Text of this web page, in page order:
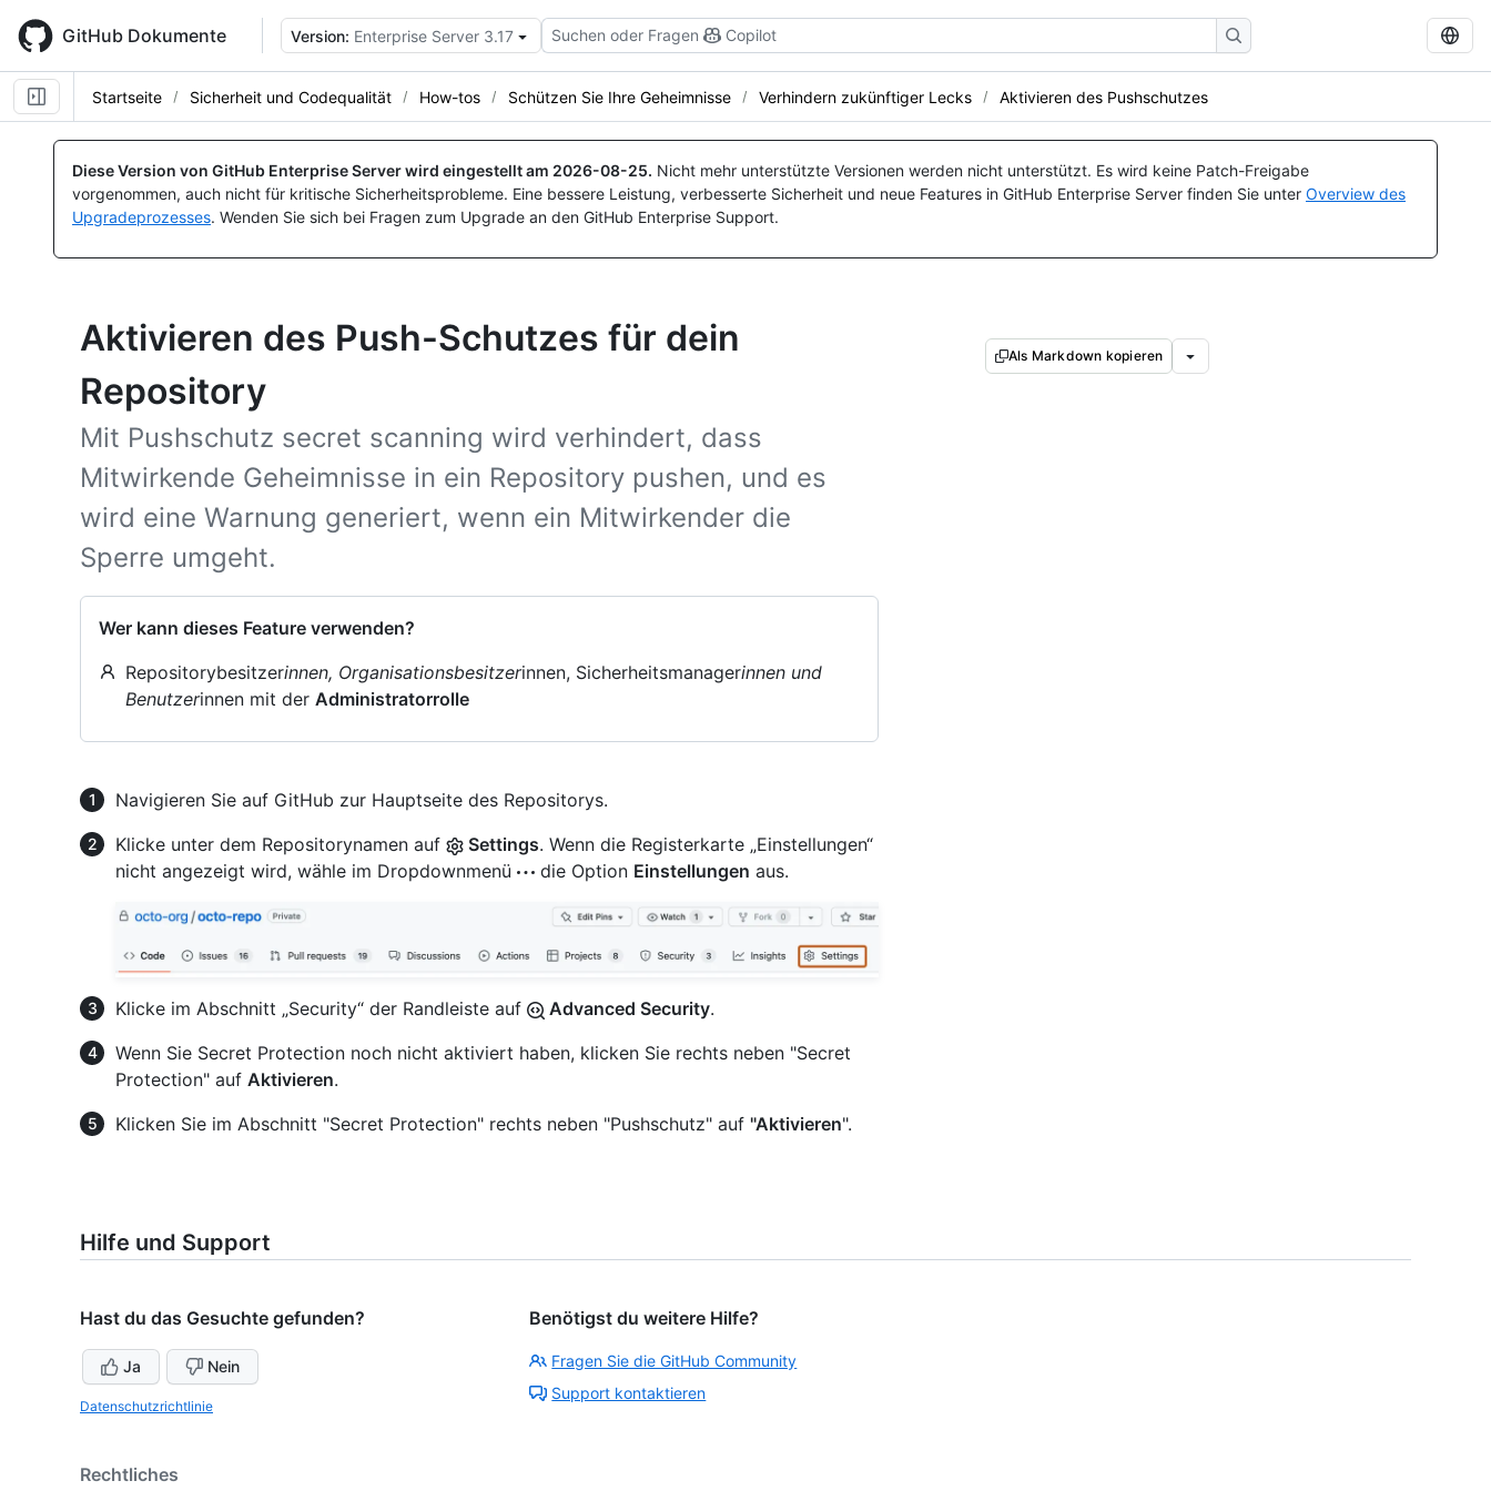
main
content
GitHub Dokumente Version: Enterprise Server 3.17 Suchen oder Fragen Copilot
Startseite Sicherheit und Codequalität How-tos Schützen Sie Ihre Geheimnisse Verhindern zukünftiger Lecks Aktivieren des Pushschutzes
Diese Version von GitHub Enterprise Server wird eingestellt am 2026-08-25. Nicht mehr unterstützte Versionen werden nicht unterstützt. Es wird keine Patch-Freigabe
vorgenommen, auch nicht für kritische Sicherheitsprobleme. Eine bessere Leistung, verbesserte Sicherheit und neue Features in GitHub Enterprise Server finden Sie unter Overview des
Upgradeprozesses. Wenden Sie sich bei Fragen zum Upgrade an den GitHub Enterprise Support.
Aktivieren des Push-Schutzes für dein
Repository
Mit Pushschutz secret scanning wird verhindert, dass
Mitwirkende Geheimnisse in ein Repository pushen, und es
wird eine Warnung generiert, wenn ein Mitwirkender die
Sperre umgeht.
Wer kann dieses Feature verwenden?
Repositorybesitzerinnen, Organisationsbesitzerinnen, Sicherheitsmanagerinnen und
Benutzerinnen mit der Administratorrolle
Als Markdown kopieren
Navigieren Sie auf GitHub zur Hauptseite des Repositorys.
Klicke unter dem Repositorynamen auf
Settings. Wenn die Registerkarte „Einstellungen“
nicht angezeigt wird, wähle im Dropdownmenü
die Option Einstellungen aus.
Klicke im Abschnitt „Security“ der Randleiste auf Advanced Security.
Wenn Sie Secret Protection noch nicht aktiviert haben, klicken Sie rechts neben "Secret
Protection" auf Aktivieren.
Klicken Sie im Abschnitt "Secret Protection" rechts neben "Pushschutz" auf "Aktivieren".
Hilfe und Support
Hast du das Gesuchte gefunden?
Ja Nein
Datenschutzrichtlinie
Benötigst du weitere Hilfe?
Fragen Sie die GitHub Community
Support kontaktieren
Rechtliches